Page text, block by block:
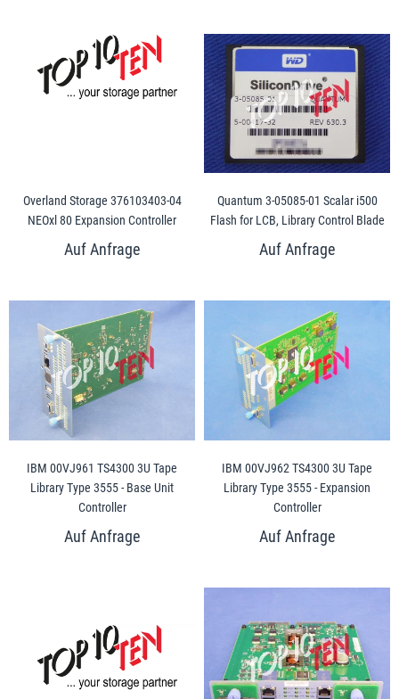
Overland Storage 376103403-04
NEOxl 80 Expansion Controller
Quantum 3-05085-01 Scalar i500
Flash for LCB, Library Control Blade
IBM 00VJ961 TS4300 3U Tape
Library Type 3555 - Base Unit
Controller
IBM 00VJ962 TS4300 3U Tape
Library Type 3555 - Expansion
Controller